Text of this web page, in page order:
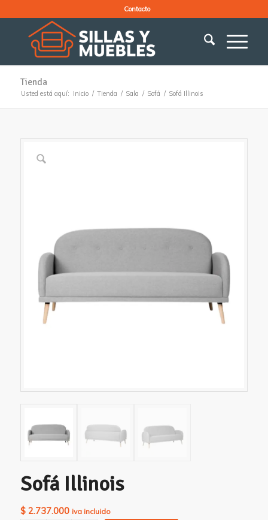
Contacto
Tienda
Usted está aquí: Inicio / Tienda / Sala / Sofá / Sofá Illinois
Sofá Illinois
$2.737.000 iva incluido